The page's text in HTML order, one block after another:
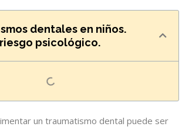
dentales en niños.
psicológico.
un traumatismo dental puede ser